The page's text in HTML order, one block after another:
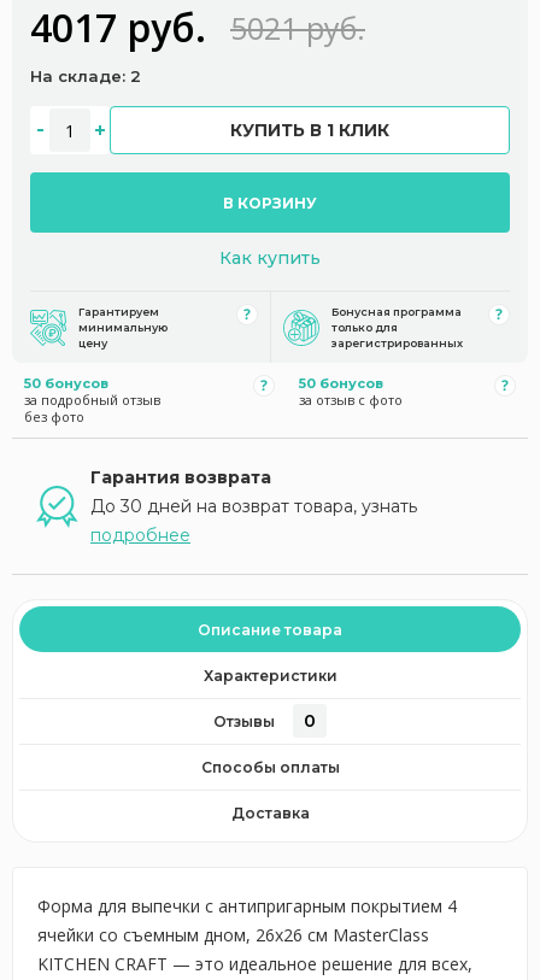
4017 руб. 5021 руб.
На складе: 2
КУПИТЬ В 1 КЛИК
В КОРЗИНУ
Как купить
Гарантируем
минимальную
цену
Бонусная программа
только для
зарегистрированных
50 бонусов
за подробный отзыв
без фото
50 бонусов
за отзыв с фото
Гарантия возврата
До 30 дней на возврат товара, узнать
подробнее
Описание товара
Характеристики
Отзывы 0
Способы оплаты
Доставка
Форма для выпечки с антипригарным покрытием 4
ячейки со съемным дном, 26x26 см MasterClass
KITCHEN CRAFT — это идеальное решение для всех,